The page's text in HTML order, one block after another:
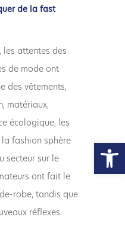
de la fast
les attentes des
de mode ont
des vêtements,
matériaux,
écologique, les
la fashion sphère
secteur sur le
ont fait le
robe, tandis que
réflexes.
Ouvrir